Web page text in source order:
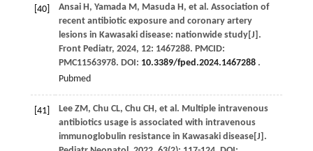
[40] Ansai H, Yamada M, Masuda H, et al. Association of
recent antibiotic exposure and coronary artery
lesions in Kawasaki disease: nationwide study[J].
Front Pediatr, 2024, 12: 1467288. PMCID:
PMC11563978. DOI: 10.3389/fped.2024.1467288.
Pubmed
[41] Lee ZM, Chu CL, Chu CH, et al. Multiple intravenous
antibiotics usage is associated with intravenous
immunoglobulin resistance in Kawasaki disease[J].